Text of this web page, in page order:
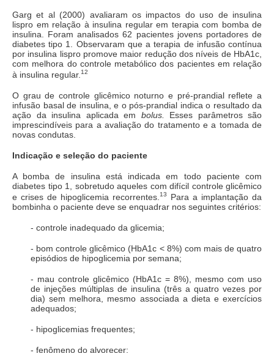
Garg et al (2000) avaliaram os impactos do uso de insulina
lispro em relação à insulina regular em terapia com bomba de
insulina. Foram analisados 62 pacientes jovens portadores de
diabetes tipo 1. Observaram que a terapia de infusão contínua
por insulina lispro promove maior redução dos níveis de HbA1c,
com melhora do controle metabólico dos pacientes em relação
à insulina regular. 12
O grau de controle glicêmico noturno e pré-prandial reflete a
infusão basal de insulina, e o pós-prandial indica o resultado da
ação da insulina aplicada em bolus.
Esses parâmetros são
imprescindíveis para a avaliação do tratamento e a tomada de
novas condutas.
Indicação e seleção do paciente
A bomba de insulina está indicada em todo paciente com
diabetes tipo 1, sobretudo aqueles com difícil controle glicêmico
e crises de hipoglicemia recorrentes. 13
Para a implantação da
bombinha o paciente deve se enquadrar nos seguintes critérios:
- controle inadequado da glicemia;
- bom controle glicêmico (HbA1c < 8%) com mais de quatro
episódios de hipoglicemia por semana;
- mau controle glicêmico (HbA1c = 8%), mesmo com uso
de injeções múltiplas de insulina (três a quatro vezes por
dia) sem melhora, mesmo associada a dieta e exercícios
adequados;
- hipoglicemias frequentes;
- fenômeno do alvorecer;